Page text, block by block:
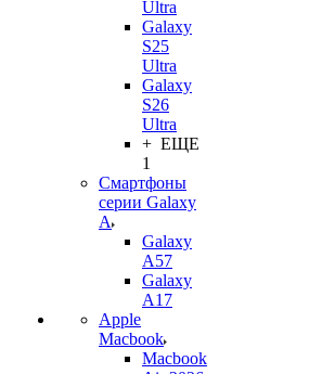
Ultra
Galaxy
S25
Ultra
Galaxy
S26
Ultra
+ ЕЩЕ
1
Смартфоны
серии Galaxy
A
Galaxy
A57
Galaxy
A17
Apple
Macbook
Macbook